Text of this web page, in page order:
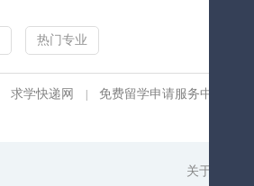
热门专业
求学快递网 | 免费留学申请服务中心
关于我们